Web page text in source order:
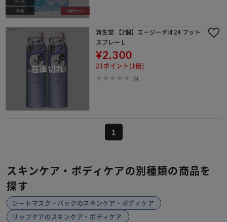
資生堂 【2個】エージーデオ24 フット
スプレー L
¥2,300
23ポイント(1倍)
(0)
1
スキンケア・ボディケアの別種類の商品を
探す
シートマスク・パックのスキンケア・ボディケア
リップケアのスキンケア・ボディケア